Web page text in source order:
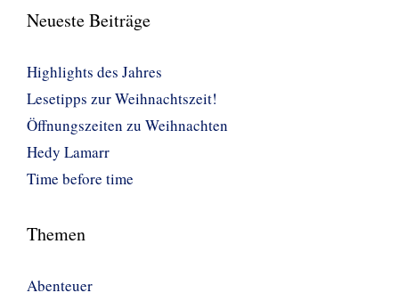
Neueste Beiträge
Highlights des Jahres
Lesetipps zur Weihnachtszeit!
Öffnungszeiten zu Weihnachten
Hedy Lamarr
Time before time
Themen
Abenteuer